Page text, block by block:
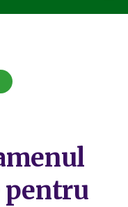
pentru